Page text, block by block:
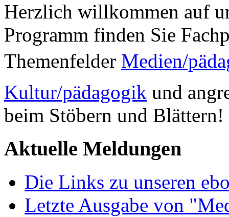
Herzlich willkommen auf
Programm finden Sie
Themenfelder Medien/
Kultur/pädagogik und
beim Stöbern und Blättern!
Aktuelle Meldungen
Die Links zu unseren
Letzte Ausgabe von